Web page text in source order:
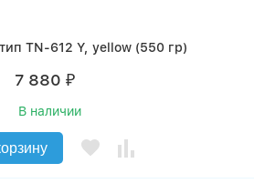
TN-612 Y, yellow (550 гр)
7 880 ₽
В наличии